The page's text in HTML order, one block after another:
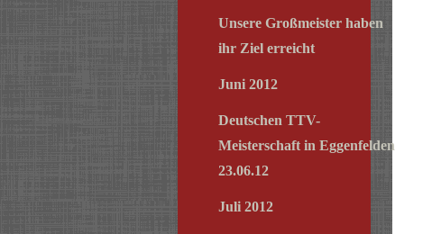
Unsere Großmeister haben
ihr Ziel erreicht
Juni 2012
Deutschen TTV-
Meisterschaft in Eggenfelden
23.06.12
Juli 2012